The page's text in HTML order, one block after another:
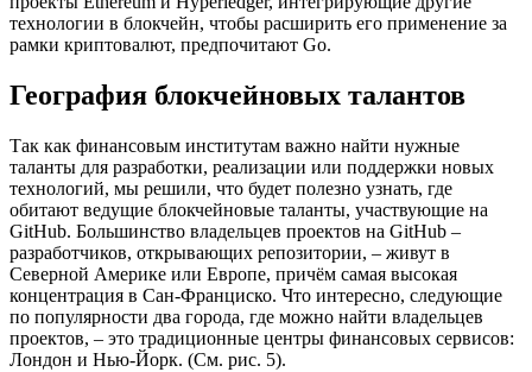
технологии в блокчейн, чтобы расширить его применение за
рамки криптовалют, предпочитают Go.
География блокчейновых талантов
Так как финансовым институтам важно найти нужные
таланты для разработки, реализации или поддержки новых
технологий, мы решили, что будет полезно узнать, где
обитают ведущие блокчейновые таланты, участвующие на
GitHub. Большинство владельцев проектов на GitHub –
разработчиков, открывающих репозитории, – живут в
Северной Америке или Европе, причём самая высокая
концентрация в Сан-Франциско. Что интересно, следующие
по популярности два города, где можно найти владельцев
проектов, – это традиционные центры финансовых сервисов:
Лондон и Нью-Йорк. (См. рис. 5).